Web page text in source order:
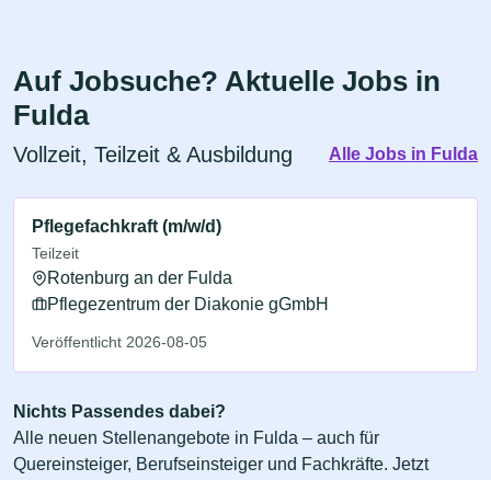
Auf Jobsuche? Aktuelle Jobs in
Fulda
Vollzeit, Teilzeit & Ausbildung Alle Jobs in Fulda
Pflegefachkraft (m/w/d)
Teilzeit
Rotenburg an der Fulda
Pflegezentrum der Diakonie gGmbH
Veröffentlicht 2026-08-05
Nichts Passendes dabei?
Alle neuen Stellenangebote in Fulda – auch für
Quereinsteiger, Berufseinsteiger und Fachkräfte. Jetzt